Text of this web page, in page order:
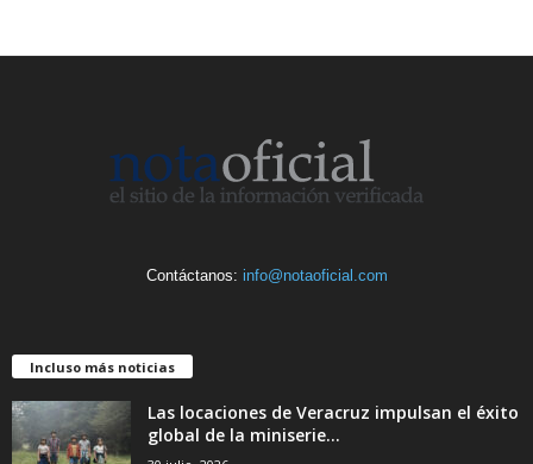
Contáctanos: info@notaoficial.com
Incluso más noticias
Las locaciones de Veracruz impulsan el éxito
global de la miniserie...